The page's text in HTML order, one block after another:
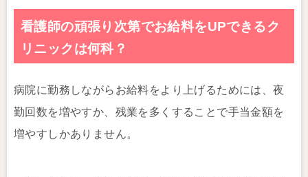
看護師の頑張り次第でお給料をUPできるク
リニックは何科？
病院に勤務しながらお給料をより上げるためには、夜
勤回数を増やすか、残業を多くすることで手当金額を
増やすしかありません。